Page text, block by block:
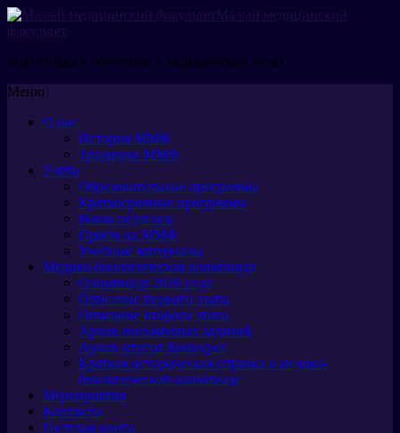
подготовка к обучению в медицинских вузах
Меню
О нас
История ММФ
Традиции ММФ
Учёба
Образовательные программы
Краткосрочные программы
Наши педагоги
Приём на ММФ
Учебные материалы
Медико-биологическая олимпиада
Олимпиада 2026 года
Описание первого этапа
Описание второго этапа
Архив письменных заданий
Архив итогов Конкурса
Краткая историческая справка о медико-
биологической олимпиаде
Мероприятия
Контакты
Гостевая книга